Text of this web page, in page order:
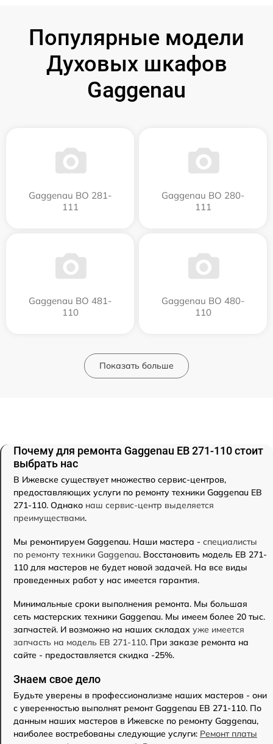
Популярные модели
Духовых шкафов
Gaggenau
Gaggenau BO 281-
111
Gaggenau BO 280-
111
Gaggenau BO 481-
110
Gaggenau BO 480-
110
Показать больше
Почему для ремонта Gaggenau EB 271-110 стоит
выбрать нас
В Ижевске существует множество сервис-центров,
предоставляющих услуги по ремонту техники Gaggenau EB
271-110. Однако наш сервис-центр выделяется
преимуществами.
Мы ремонтируем Gaggenau. Наши мастера - специалисты
по ремонту техники Gaggenau. Восстановить модель EB 271-
110 для мастеров не будет новой задачей. На все виды
проведенных работ у нас имеется гарантия.
Минимальные сроки выполнения ремонта. Мы большая
сеть мастерских техники Gaggenau. Мы имеем более 20 тыс.
запчастей. И возможно на наших складах уже имеется
запчасть на модель EB 271-110. При заказе ремонта на
сайте - предоставляется скидка -25%.
Знаем свое дело
Будьте уверены в профессионализме наших мастеров - они
с уверенностью выполнят ремонт Gaggenau EB 271-110. По
данным наших мастеров в Ижевске по ремонту Gaggenau,
наиболее востребованы следующие услуги: Ремонт платы